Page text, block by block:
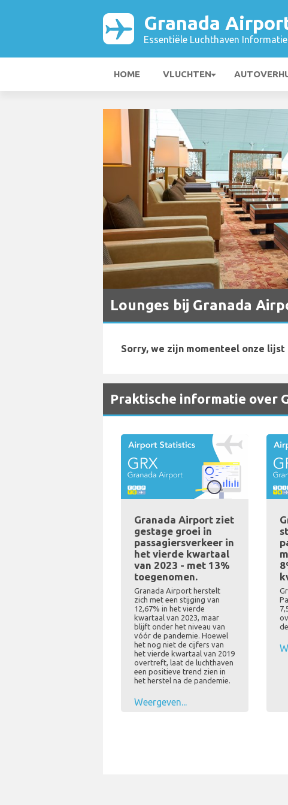
Granada
Essentiële Luchthaven
HOME VLUCHTEN
Lounges bij Granada
Sorry, we zijn momenteel onze
Praktische informatie over
Granada Airport ziet
gestage groei in
passagiersverkeer in
het vierde kwartaal
van 2023 - met 13%
toegenomen.
Granada Airport herstelt
zich met een stijging van
12,67% in het vierde
kwartaal van 2023, maar
blijft onder het niveau van
vóór de pandemie. Hoewel
het nog niet de cijfers van
het vierde kwartaal van 2019
overtreft, laat de luchthaven
een positieve trend zien in
het herstel na de pandemie.
Weergeven...